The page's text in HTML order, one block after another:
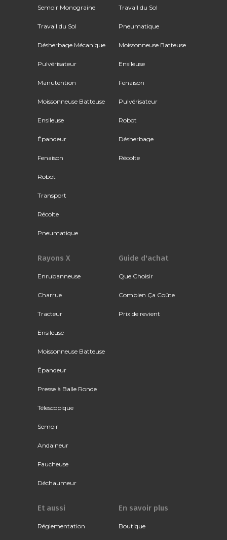
Semoir Monograine
Travail du Sol
Désherbage Mécanique
Pulvérisateur
Manutention
Moissonneuse Batteuse
Ensileuse
Épandeur
Fenaison
Robot
Transport
Récolte
Pneumatique
Travail du Sol
Pneumatique
Moissonneuse Batteuse
Ensileuse
Fenaison
Pulvérisateur
Robot
Désherbage
Récolte
Rayons X
Enrubanneuse
Charrue
Tracteur
Ensileuse
Moissonneuse Batteuse
Épandeur
Presse à Balle Ronde
Télescopique
Semoir
Andaineur
Faucheuse
Déchaumeur
Guide d'achat
Que Choisir
Combien Ça Coûte
Prix de revient
Et aussi
Réglementation
En savoir plus
Boutique